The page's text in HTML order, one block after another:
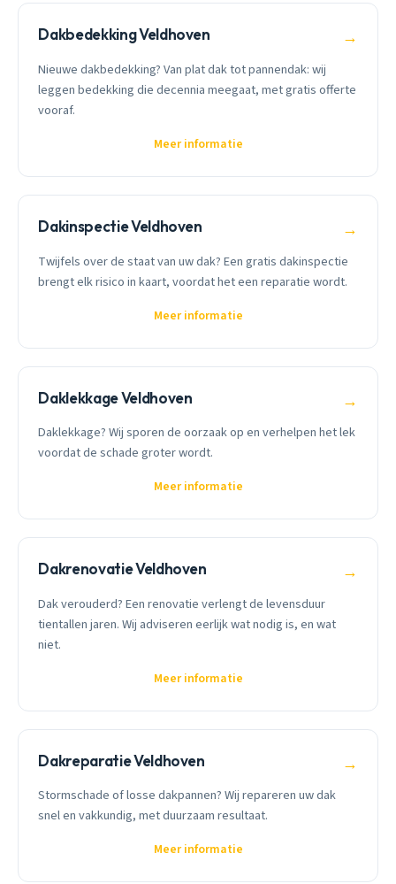
Dakbedekking Veldhoven →
Nieuwe dakbedekking? Van plat dak tot pannendak: wij
leggen bedekking die decennia meegaat, met gratis offerte
vooraf.
Meer informatie
Dakinspectie Veldhoven →
Twijfels over de staat van uw dak? Een gratis dakinspectie
brengt elk risico in kaart, voordat het een reparatie wordt.
Meer informatie
Daklekkage Veldhoven →
Daklekkage? Wij sporen de oorzaak op en verhelpen het lek
voordat de schade groter wordt.
Meer informatie
Dakrenovatie Veldhoven →
Dak verouderd? Een renovatie verlengt de levensduur
tientallen jaren. Wij adviseren eerlijk wat nodig is, en wat
niet.
Meer informatie
Dakreparatie Veldhoven →
Stormschade of losse dakpannen? Wij repareren uw dak
snel en vakkundig, met duurzaam resultaat.
Meer informatie